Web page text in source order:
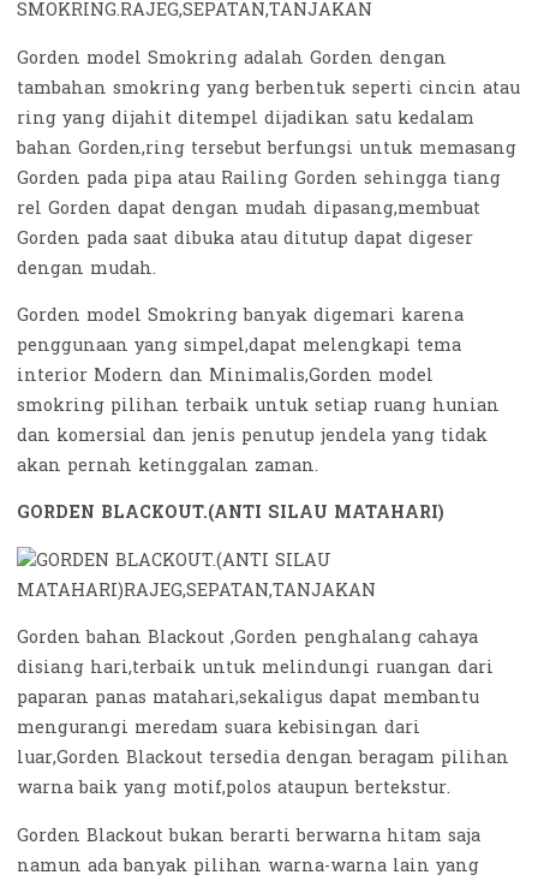
Gorden model Smokring adalah Gorden dengan
tambahan smokring yang berbentuk seperti cincin atau
ring yang dijahit ditempel dijadikan satu kedalam
bahan Gorden,ring tersebut berfungsi untuk memasang
Gorden pada pipa atau Railing Gorden sehingga tiang
rel Gorden dapat dengan mudah dipasang,membuat
Gorden pada saat dibuka atau ditutup dapat digeser
dengan mudah.
Gorden model Smokring banyak digemari karena
penggunaan yang simpel,dapat melengkapi tema
interior Modern dan Minimalis,Gorden model
smokring pilihan terbaik untuk setiap ruang hunian
dan komersial dan jenis penutup jendela yang tidak
akan pernah ketinggalan zaman.
GORDEN BLACKOUT.(ANTI SILAU MATAHARI)
Gorden bahan Blackout ,Gorden penghalang cahaya
disiang hari,terbaik untuk melindungi ruangan dari
paparan panas matahari,sekaligus dapat membantu
mengurangi meredam suara kebisingan dari
luar,Gorden Blackout tersedia dengan beragam pilihan
warna baik yang motif,polos ataupun bertekstur.
Gorden Blackout bukan berarti berwarna hitam saja
namun ada banyak pilihan warna-warna lain yang